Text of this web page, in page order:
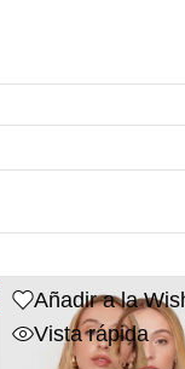
Añadir a la
Vista rápida